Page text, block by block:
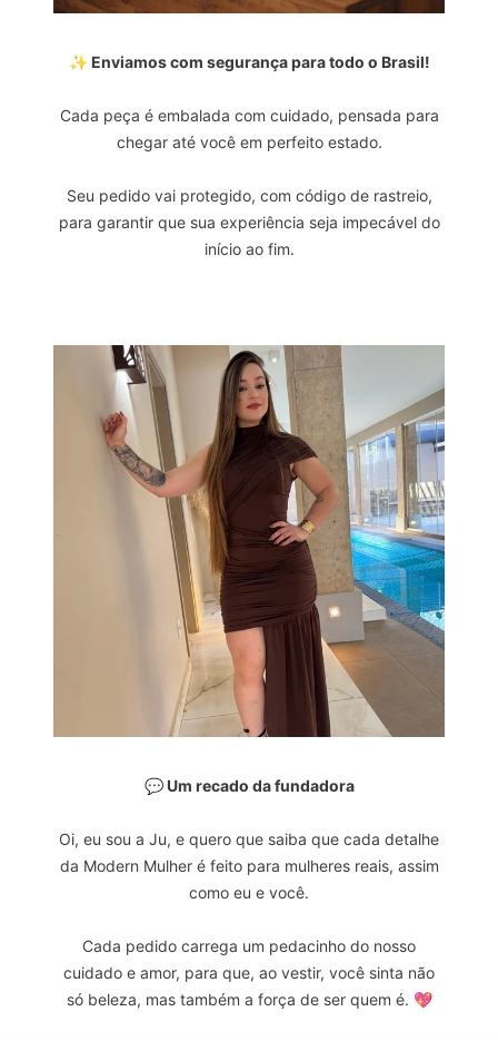
✨ Enviamos com segurança para todo o Brasil!
Cada peça é embalada com cuidado, pensada para
chegar até você em perfeito estado.
Seu pedido vai protegido, com código de rastreio,
para garantir que sua experiência seja impecável do
início ao fim.
💬 Um recado da fundadora
Oi, eu sou a Ju, e quero que saiba que cada detalhe
da Modern Mulher é feito para mulheres reais, assim
como eu e você.
Cada pedido carrega um pedacinho do nosso
cuidado e amor, para que, ao vestir, você sinta não
só beleza, mas também a força de ser quem é. 💖